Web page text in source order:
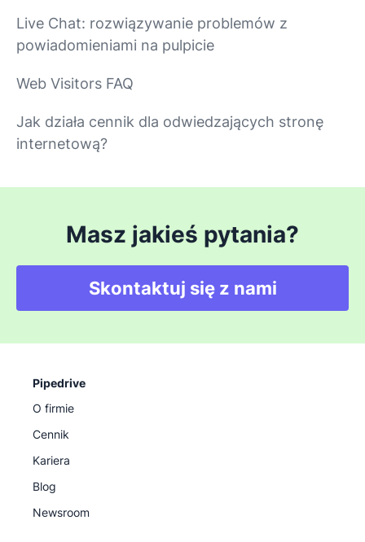
Live Chat: rozwiązywanie problemów z
powiadomieniami na pulpicie
Web Visitors FAQ
Jak działa cennik dla odwiedzających stronę
internetową?
Masz jakieś pytania?
Skontaktuj się z nami
Pipedrive
O firmie
Cennik
Kariera
Blog
Newsroom